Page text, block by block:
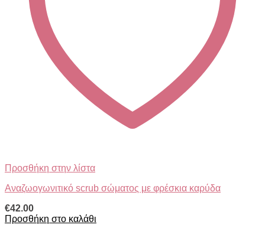
Προσθήκη στην λίστα
Αναζωογωνιτικό scrub σώματος με φρέσκια καρύδα
€42.00
Προσθήκη στο καλάθι